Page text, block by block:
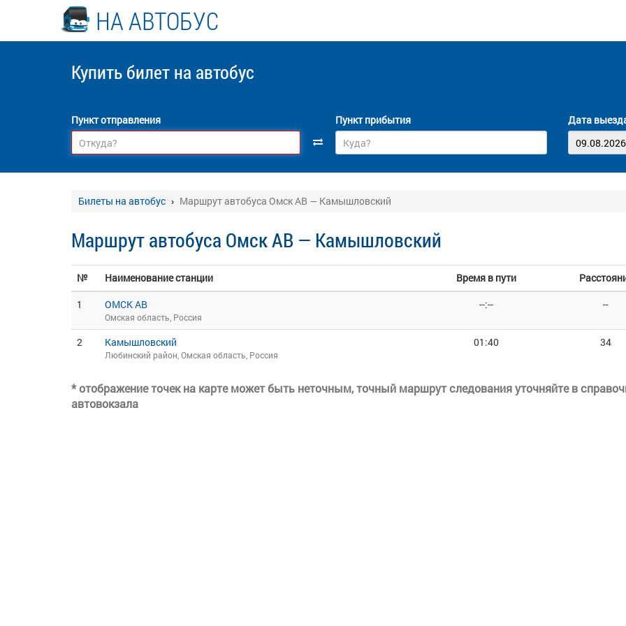
НА АВТОБУС
Купить билет на автобус
Пункт отправления Пункт прибытия Дата
Билеты на автобус Маршрут автобуса Омск АВ — Камышловский
Маршрут автобуса Омск АВ — Камышловский
№ Наименование станции Время в пути
1
ОМСК АВ
Омская область, Россия
--:-- --
2 Камышловский
Любинский район, Омская область, Россия
01:40 34
* отображение точек на карте может быть неточным, точный маршрут следования уточняйте в
автовокзала